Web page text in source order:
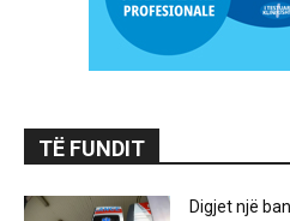
TË FUNDIT
Digjet një